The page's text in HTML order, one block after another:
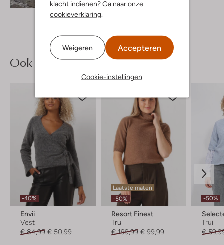
klacht indienen? Ga naar onze
cookieverklaring.
Weigeren Accepteren
Cookie-instellingen
Ook iets voor jou?
-40%
Envii
Vest
€ 84,99 € 50,99
Laatste maten
-50%
Resort Finest
Trui
€ 199,99 € 99,99
-50%
Trui
€